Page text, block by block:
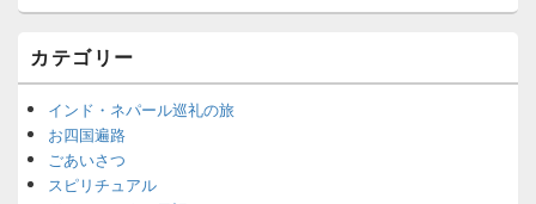
カテゴリー
インド・ネパール巡礼の旅
お四国遍路
ごあいさつ
スピリチュアル